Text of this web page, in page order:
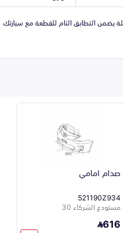
صدام امامي
521190Z934
مستودع الشركاء 30
616